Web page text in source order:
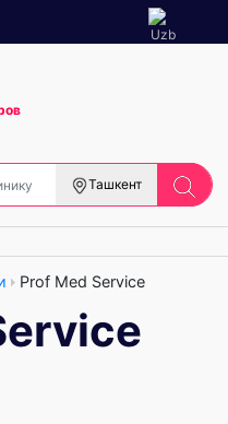
Ташкент
Prof Med Service